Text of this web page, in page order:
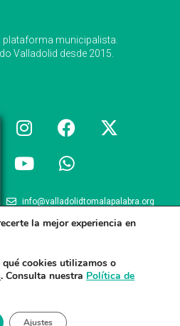
municipalista.
Valladolid desde 2015.
info@valladolidtomalapalabra.org
+34 983 426 124
la mejor experiencia en
qué cookies utilizamos o
. Consulta nuestra Política de
Ajustes